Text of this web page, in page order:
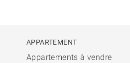
APPARTEMENT
Appartements à vendre